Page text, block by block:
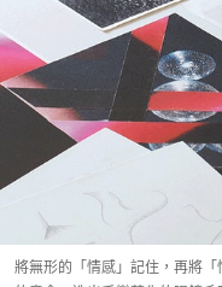
將無形的「情感」記住，再將